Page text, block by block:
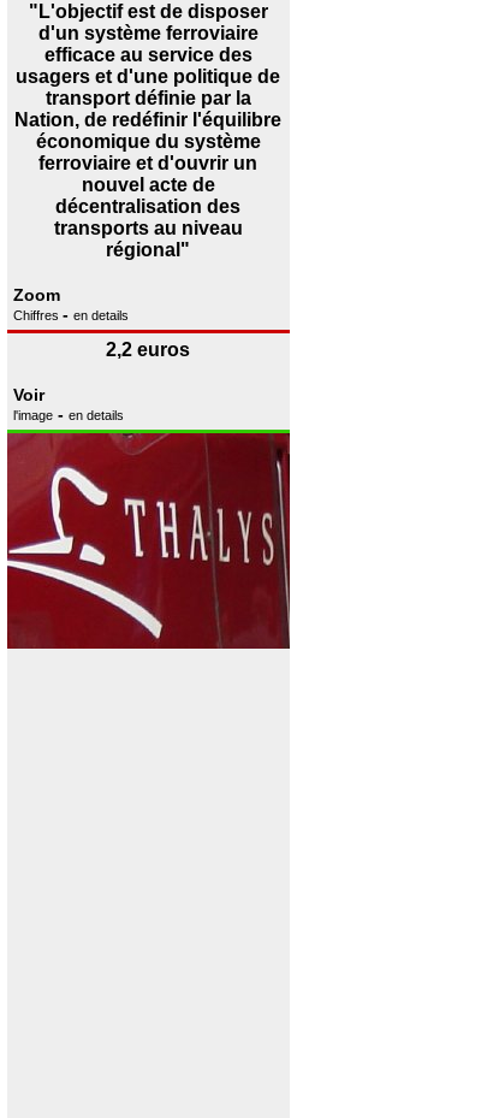
"L'objectif est de disposer
d'un système ferroviaire
efficace au service des
usagers et d'une politique de
transport définie par la
Nation, de redéfinir l'équilibre
économique du système
ferroviaire et d'ouvrir un
nouvel acte de
décentralisation des
transports au niveau
régional"
Zoom
Chiffres - en details
2,2 euros
Voir
l'image- en details